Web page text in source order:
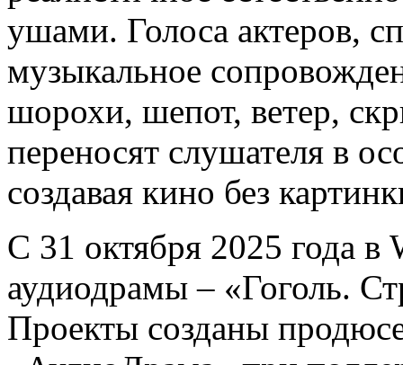
ушами. Голоса актеров,
музыкальное
шорохи, шепот, ветер,
переносят слушателя в
создавая кино без
С 31 октября 2025 года
аудиодрамы – «Гоголь.
Проекты созданы